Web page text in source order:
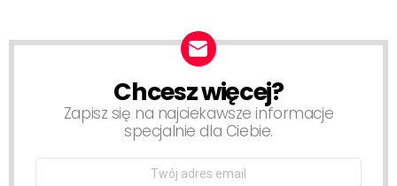
NEWSLETTERChcesz więcej?
Zapisz się na najciekawsze informacje
specjalnie dla Ciebie.
Email